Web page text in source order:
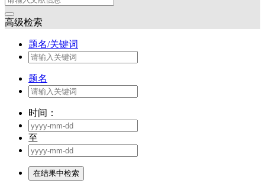
高级检索
题名/关键词
题名
时间：
至